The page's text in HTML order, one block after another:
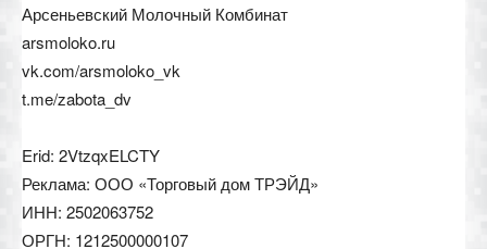
Арсеньевский Молочный Комбинат
arsmoloko.ru
vk.com/arsmoloko_vk
t.me/zabota_dv
Erid: 2VtzqxELCTY
Реклама: ООО «Торговый дом ТРЭЙД»
ИНН: 2502063752
ОРГН: 1212500000107